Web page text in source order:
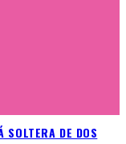
SOLTERA DE DOS